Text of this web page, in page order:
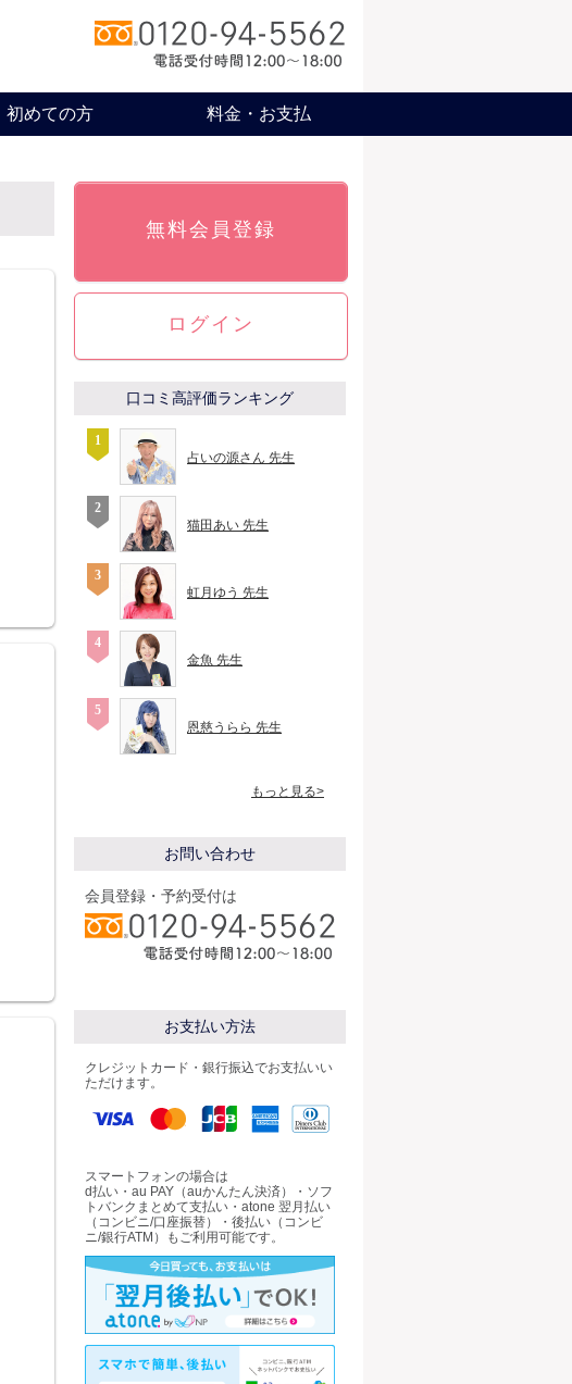
初めての方 料金・お支払
無料会員登録
ログイン
口コミ高評価ランキング
占いの源さん 先生
猫田あい 先生
虹月ゆう 先生
金魚 先生
恩慈うらら 先生
もっと見る>
お問い合わせ
会員登録・予約受付は
お支払い方法
クレジットカード・銀行振込でお支払いい
ただけます。
スマートフォンの場合は
d払い・au PAY（auかんたん決済）・ソフ
トバンクまとめて支払い・atone 翌月払い
（コンビニ/口座振替）・後払い（コンビ
ニ/銀行ATM）もご利用可能です。